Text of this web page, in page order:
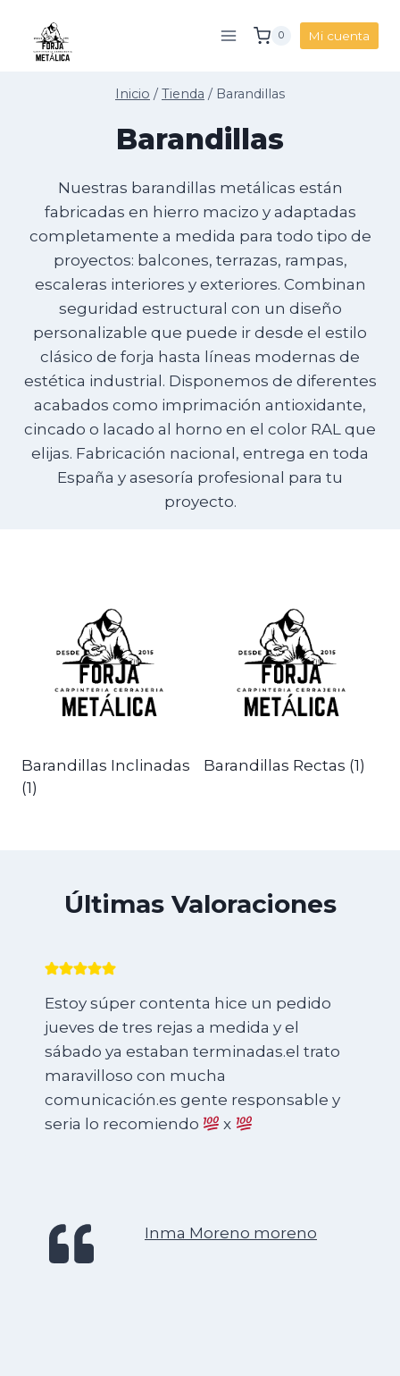
contenido
0 Mi cuenta
Inicio / Tienda / Barandillas
Barandillas
Nuestras barandillas metálicas están
fabricadas en hierro macizo y adaptadas
completamente a medida para todo tipo de
proyectos: balcones, terrazas, rampas,
escaleras interiores y exteriores. Combinan
seguridad estructural con un diseño
personalizable que puede ir desde el estilo
clásico de forja hasta líneas modernas de
estética industrial. Disponemos de diferentes
acabados como imprimación antioxidante,
cincado o lacado al horno en el color RAL que
elijas. Fabricación nacional, entrega en toda
España y asesoría profesional para tu
proyecto.
Barandillas Inclinadas
(1)
Barandillas Rectas (1)
Últimas Valoraciones
Estoy súper contenta hice un pedido
jueves de tres rejas a medida y el
sábado ya estaban terminadas.el trato
maravilloso con mucha
comunicación.es gente responsable y
seria lo recomiendo
x
Inma Moreno moreno